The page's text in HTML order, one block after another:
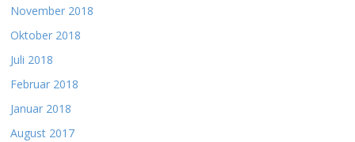
November 2018
Oktober 2018
Juli 2018
Februar 2018
Januar 2018
August 2017